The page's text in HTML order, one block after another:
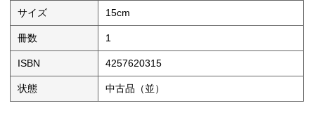
サイズ 15cm
冊数 1
ISBN 4257620315
状態 中古品（並）